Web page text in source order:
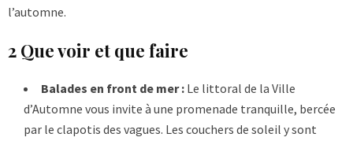
l’automne.
2 Que voir et que faire
Balades en front de mer : Le littoral de la Ville
d’Automne vous invite à une promenade tranquille, bercée
par le clapotis des vagues. Les couchers de soleil y sont